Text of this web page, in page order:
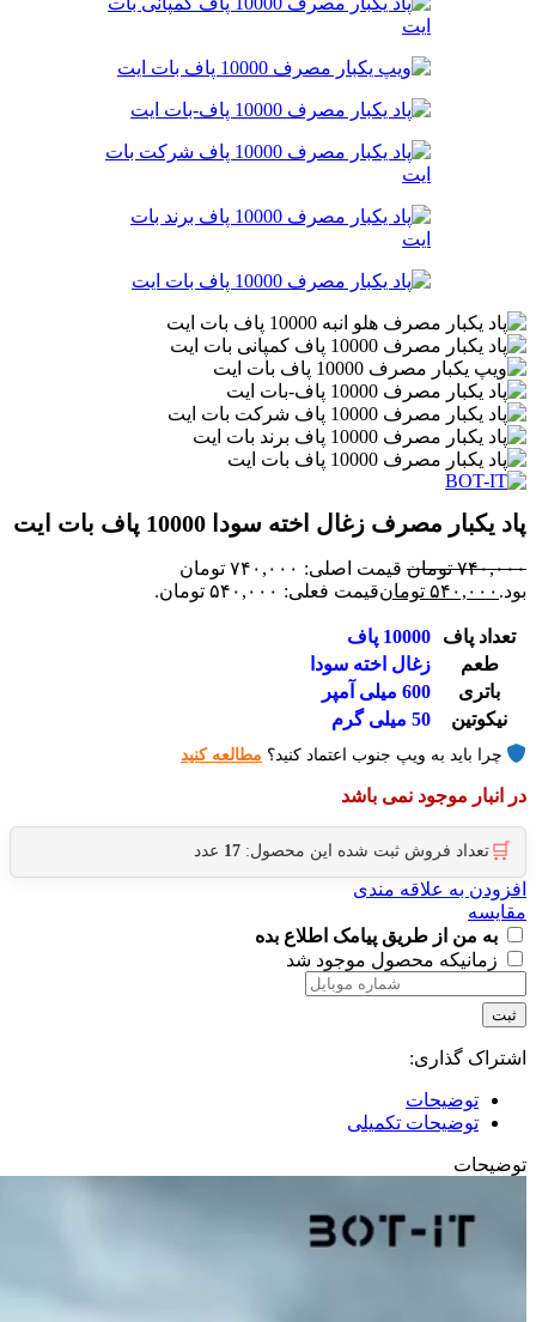
پاد یکبار مصرف زغال اخته سودا 10000 پاف بات ایت
۷۴۰,۰۰۰ تومان
قیمت اصلی: ۷۴۰,۰۰۰ تومان
بود. ۵۴۰,۰۰۰ تومانقیمت فعلی: ۵۴۰,۰۰۰ تومان.
تعداد پاف
10000 پاف
طعم
زغال اخته سودا
باتری
600 میلی آمپر
نیکوتین
50 میلی گرم
چرا باید به ویپ جنوب اعتماد کنید؟ مطالعه کنید
در انبار موجود نمی باشد
🛒 تعداد فروش ثبت شده این محصول: 17 عدد
افزودن به علاقه مندی
مقایسه
به من از طریق پیامک اطلاع بده
زمانیکه محصول موجود شد
ثبت
اشتراک گذاری:
توضیحات
توضیحات تکمیلی
توضیحات